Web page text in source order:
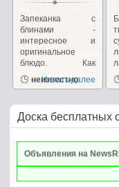
Запеканка с
блинами -
интересное и
оригинальное
блюдо. Как
правило, мы
привыкли...
неизвестно
Читать далее
Доска бесплатных
Объявления на